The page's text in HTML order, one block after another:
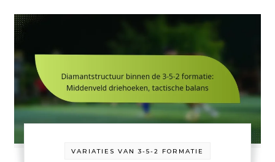
VARIATIES VAN 3-5-2 FORMATIE